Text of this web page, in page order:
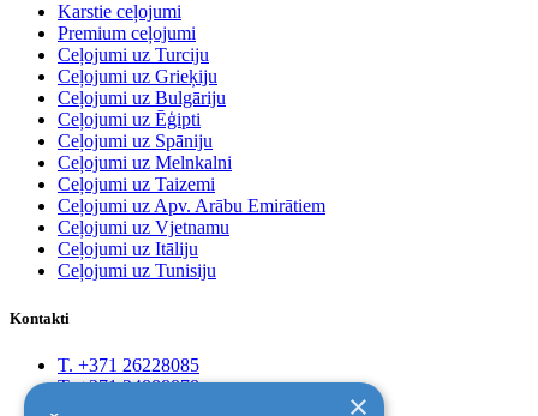
Karstie ceļojumi
Premium ceļojumi
Ceļojumi uz Turciju
Ceļojumi uz Grieķiju
Ceļojumi uz Bulgāriju
Ceļojumi uz Ēģipti
Ceļojumi uz Spāniju
Ceļojumi uz Melnkalni
Ceļojumi uz Taizemi
Ceļojumi uz Apv. Arābu Emirātiem
Ceļojumi uz Vjetnamu
Ceļojumi uz Itāliju
Ceļojumi uz Tunisiju
Kontakti
T. +371 26228085
T. +371 24888878
×